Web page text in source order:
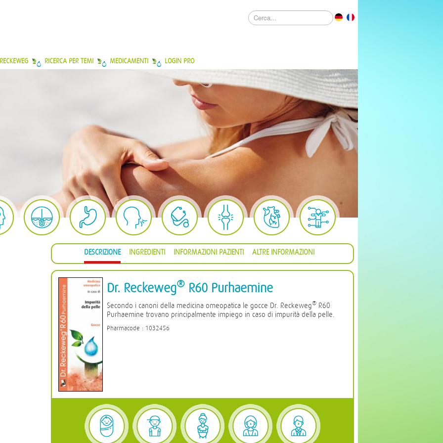
RICERCA PER TEMI MEDICAMENTI LOGIN PRO
DESCRIZIONE INGREDIENTI INFORMAZIONI PAZIENTI ALTRE INFORMAZIONI
Dr. Reckeweg® R60 Purhaemine
Secondo i canoni della medicina omeopatica le gocce Dr. Reckeweg® R60
Purhaemine trovano principalmente impiego in caso di impurità della pelle.
Pharmacode : 1032456